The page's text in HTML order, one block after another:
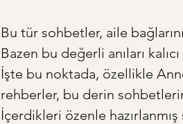
Bu tür sohbetler, aile
Bazen bu değerli anıları
İşte bu noktada, özellikle
rehberler, bu derin
İçerdikleri özenle